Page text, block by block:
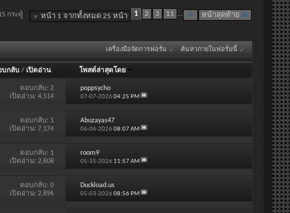
หน้า 1 จากทั้งหมด 25 หน้า 1 2 3 11 ... หน้าสุดท้าย
กระทู้
เครื่องมือจัดการฟอรั่ม ค้นหาภายในฟอรั่มนี้
บกลับ / เปิดอ่าน โพสต์ล่าสุดโดย
ตอบกลับ:2
เปิดอ่าน: 4,514
poppsycho
07-07-2026 04:25 PM
ตอบกลับ: 1
เปิดอ่าน: 7,174
Abuzayas47
06-06-2026 08:07 AM
ตอบกลับ: 1
เปิดอ่าน: 2,608
room9
05-15-2026 11:57 AM
ตอบกลับ:0
เปิดอ่าน: 2,896
Duckload.us
05-03-2026 08:56 PM